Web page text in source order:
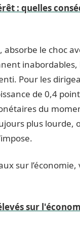
: quelles
absorbe le choc
Pour les
de 0,4
du
plus lourde,
sur
sur